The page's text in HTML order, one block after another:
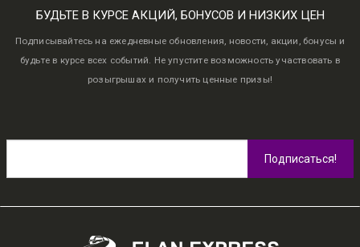
БУДЬТЕ В КУРСЕ АКЦИЙ, БОНУСОВ И НИЗКИХ ЦЕН
Подписывайтесь на ежедневные обновления, новости, акции, бонусы и
будьте в курсе всех событий. Не упустите возможность участвовать в
розыгрышах и получить ценные призы!